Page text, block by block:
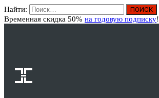
Найти:
Временная скидка 50% на годовую подписку!